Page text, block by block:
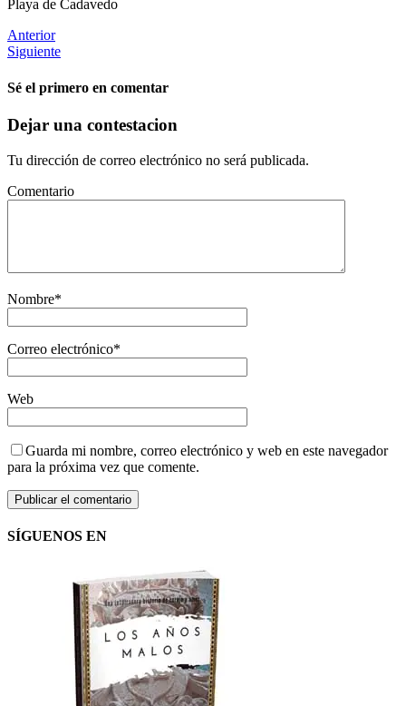
Playa de Cadavedo
Anterior
Siguiente
Sé el primero en comentar
Dejar una contestacion
Tu dirección de correo electrónico no será publicada.
Comentario
Nombre*
Correo electrónico*
Web
Guarda mi nombre, correo electrónico y web en este navegador
para la próxima vez que comente.
SÍGUENOS EN